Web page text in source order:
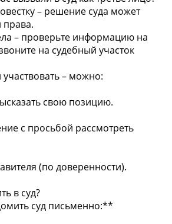
– решение суда может
права.
– проверьте информацию на
на судебный участок
– можно:
свою позицию.
с просьбой рассмотреть
(по доверенности).
в суд?
суд письменно:**